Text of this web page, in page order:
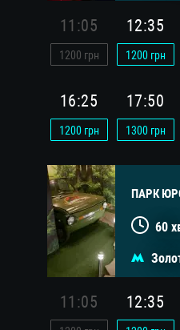
11:05
1200 грн
12:35
1200грн
16:25
1200грн
17:50
1300грн
ПАРК
60
11:05 12:35